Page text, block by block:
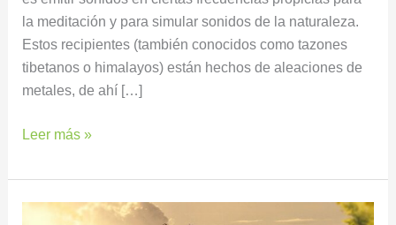
la meditación y para simular sonidos de la naturaleza.
Estos recipientes (también conocidos como tazones
tibetanos o himalayos) están hechos de aleaciones de
metales, de ahí […]
Leer más »
PSICOLOGÍA